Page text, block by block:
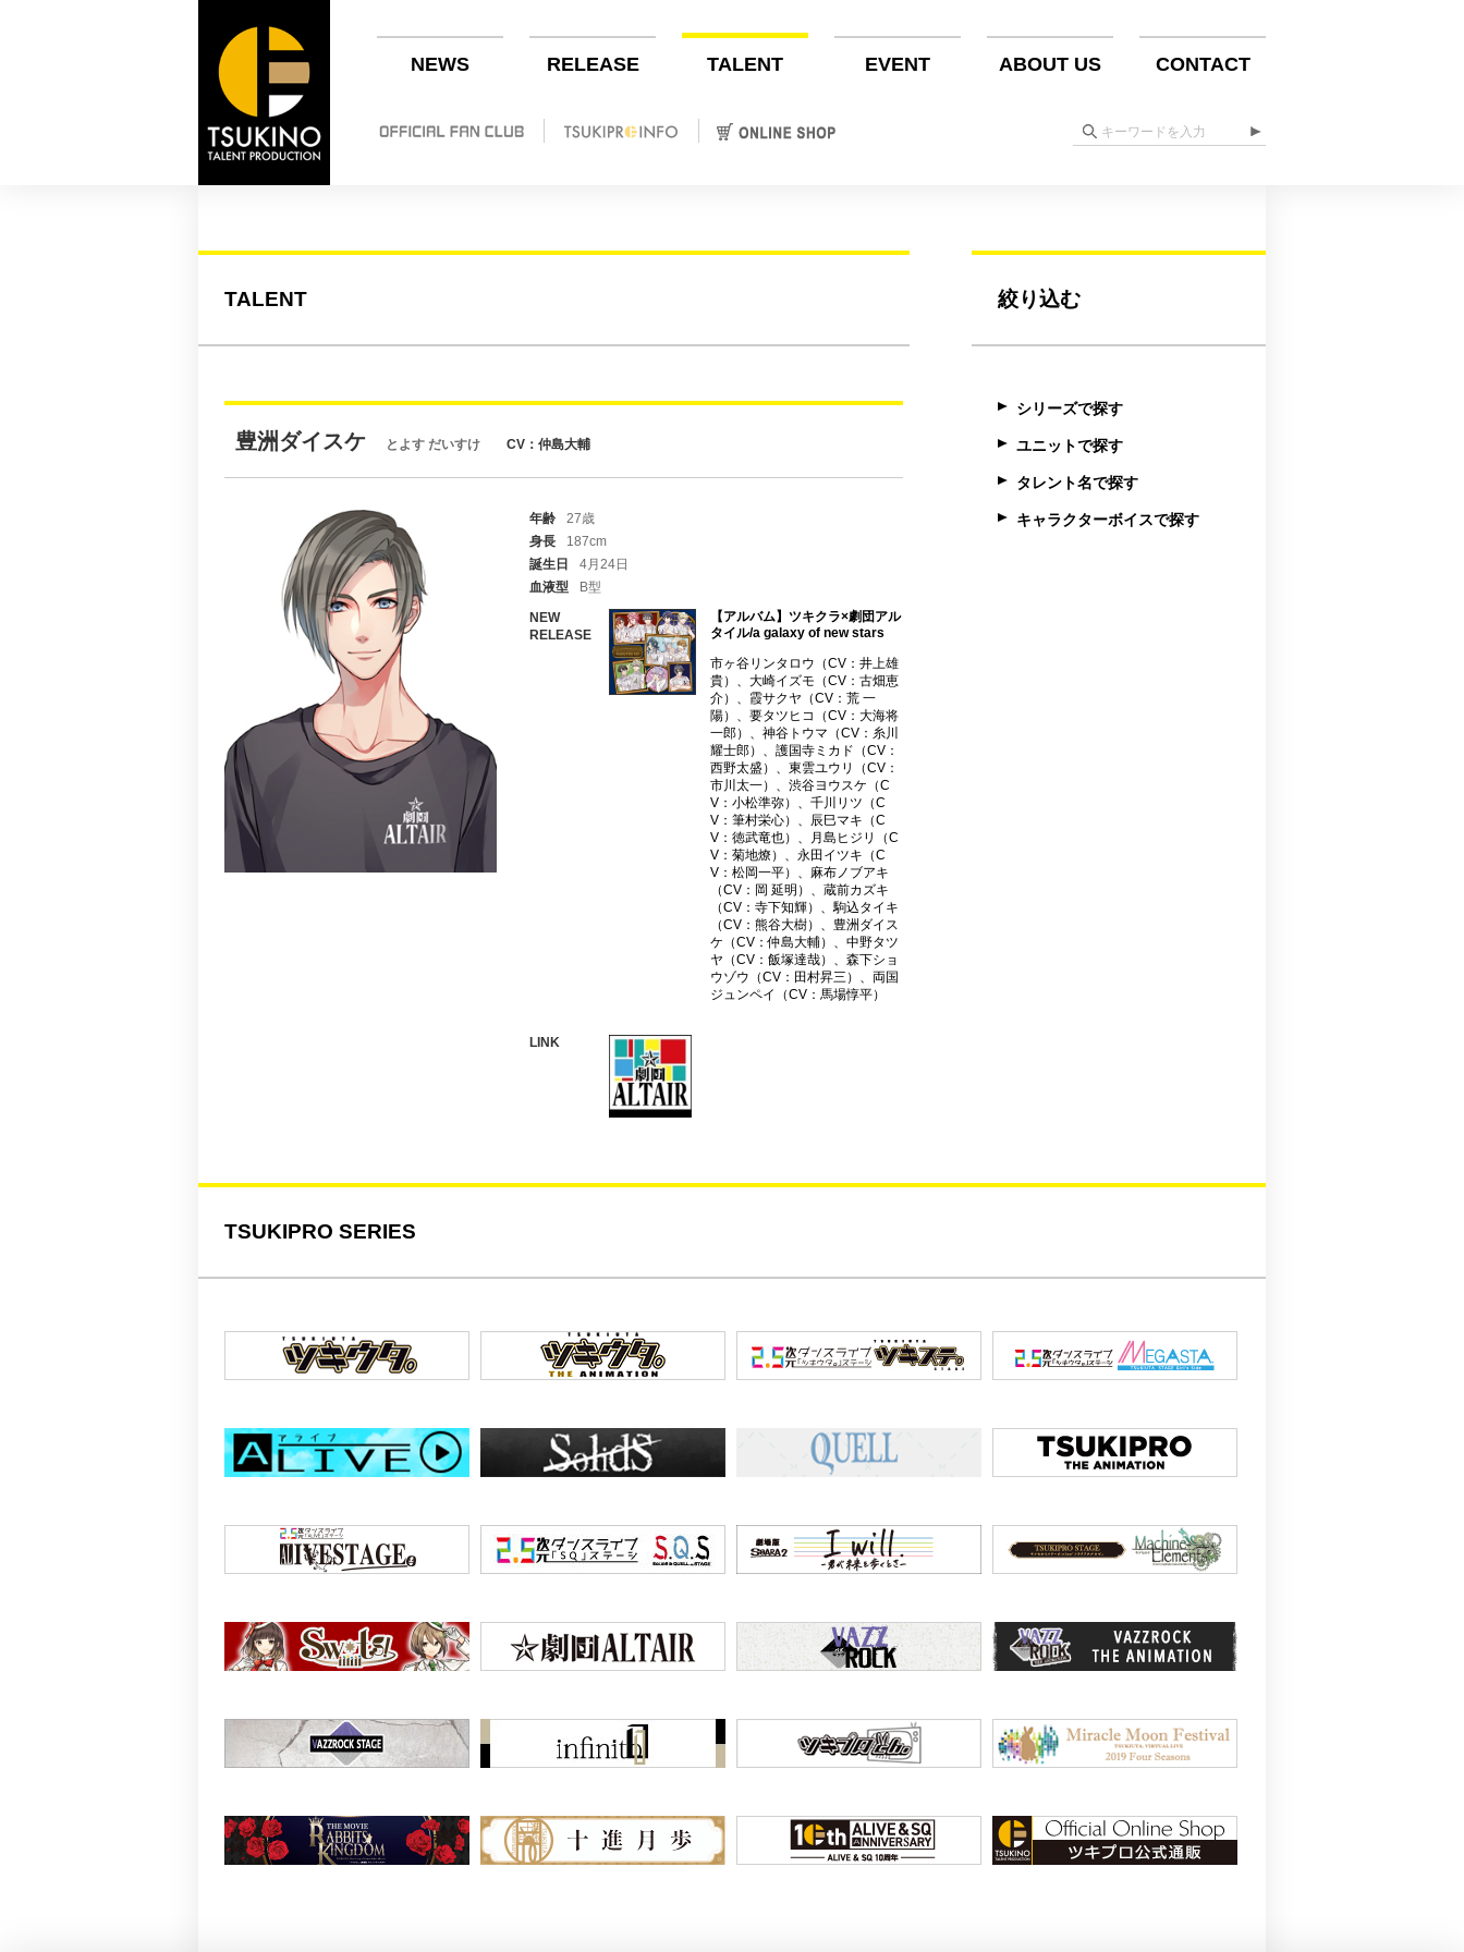
NEWS RELEASE TALENT EVENT ABOUT US CONTACT
TALENT
豊洲ダイスケ とよす だいすけ CV：仲島大輔
年齢
27歳
身長
187cm
誕生日
4月24日
血液型
B型
NEW
RELEASE
【アルバム】ツキクラ×劇団アル
タイル/a galaxy of new stars
市ヶ谷リンタロウ（CV：井上雄
貴）、大崎イズモ（CV：古畑恵
介）、霞サクヤ（CV：荒 一
陽）、要タツヒコ（CV：大海将
一郎）、神谷トウマ（CV：糸川
耀士郎）、護国寺ミカド（CV：
西野太盛）、東雲ユウリ（CV：
市川太一）、渋谷ヨウスケ（C
V：小松準弥）、千川リツ（C
V：筆村栄心）、辰巳マキ（C
V：徳武竜也）、月島ヒジリ（C
V：菊地燎）、永田イツキ（C
V：松岡一平）、麻布ノブアキ
（CV：岡 延明）、蔵前カズキ
（CV：寺下知輝）、駒込タイキ
（CV：熊谷大樹）、豊洲ダイス
ケ（CV：仲島大輔）、中野タツ
ヤ（CV：飯塚達哉）、森下ショ
ウゾウ（CV：田村昇三）、両国
ジュンペイ（CV：馬場惇平）
LINK
絞り込む
シリーズで探す
ユニットで探す
タレント名で探す
キャラクターボイスで探す
TSUKIPRO SERIES